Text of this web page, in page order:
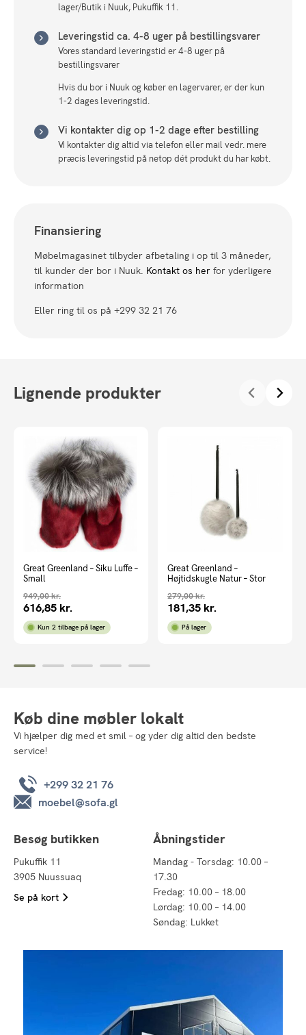
lager/Butik i Nuuk, Pukuffik 11.
Leveringstid ca. 4-8 uger på bestillingsvarer
Vores standard leveringstid er 4-8 uger på
bestillingsvarer
Hvis du bor i Nuuk og køber en lagervarer, er der kun
1-2 dages leveringstid.
Vi kontakter dig op 1-2 dage efter bestilling
Vi kontakter dig altid via telefon eller mail vedr. mere
præcis leveringstid på netop dét produkt du har købt.
Finansiering
Møbelmagasinet tilbyder afbetaling i op til 3 måneder,
til kunder der bor i Nuuk. Kontakt os her for yderligere
information
Eller ring til os på +299 32 21 76
Lignende produkter
Great Greenland – Siku Luffe –
Small
949,00kr.
616,85 kr.
Kun 2 tilbage på lager
Great Greenland –
Højtidskugle Natur – Stor
279,00kr.
181,35 kr.
På lager
Køb dine møbler lokalt
Vi hjælper dig med et smil – og yder dig altid den bedste
service!
+299 32 21 76
moebel@sofa.gl
Besøg butikken
Pukuffik 11
3905 Nuussuaq
Se på kort
Åbningstider
Mandag - Torsdag: 10.00 –
17.30
Fredag: 10.00 – 18.00
Lørdag: 10.00 – 14.00
Søndag: Lukket